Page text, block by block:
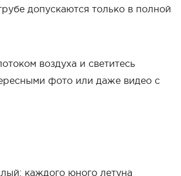
допускаются только в полной
воздуха и светитесь
фото или даже видео с
каждого юного летуна